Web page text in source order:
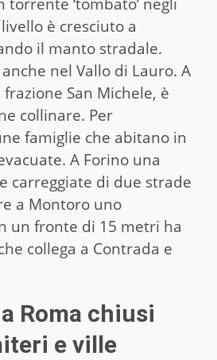
‘tombato’ negli
è cresciuto a
il manto stradale.
nel Vallo di Lauro. A
San Michele, è
collinare. Per
famiglie che abitano in
A Forino una
carreggiate di due strade
a Montoro uno
un fronte di 15 metri ha
collega a Contrada e
Roma chiusi
e ville